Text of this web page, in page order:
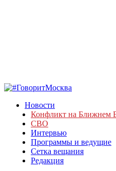
Новости
Конфликт на Ближнем
СВО
Интервью
Программы и ведущие
Сетка вещания
Редакция